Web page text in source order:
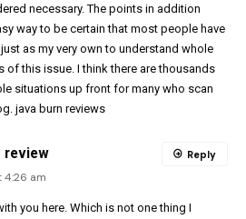
necessary. The points in addition
way to be certain that most people have
as my very own to understand whole
of this issue. I think there are thousands
situations up front for many who scan
java burn reviews
review
4:26 am
you here. Which is not one thing I
Reply